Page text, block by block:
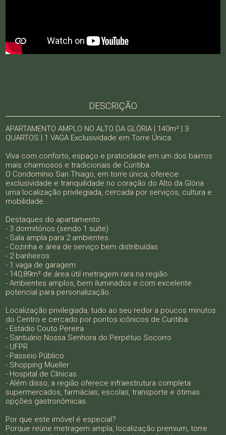
DESCRIÇÃO
APARTAMENTO AMPLO NO ALTO DA GLÓRIA | 140m² | 3
QUARTOS | 1 VAGA Exclusividade em Torre Única
Viva com conforto, espaço e praticidade em um dos bairros
mais charmosos e tradicionais de Curitiba.
O Condomínio San Thiago, em torre única, oferece
exclusividade e tranquilidade no coração do Alto da Glória
uma localização privilegiada, cercada por serviços, cultura e
mobilidade.
Destaques do apartamento
- 3 dormitórios (sendo 1 suíte)
- Sala ampla para 2 ambientes
- Cozinha e área de serviço bem distribuídas
- 2 banheiros
- 1 vaga de garagem
- 140,89m² de área útil metragem rara na região
- Ambientes amplos, bem iluminados e com excelente
potencial para personalização.
Localização privilegiada, tudo ao seu redor a poucos minutos
do Centro e cercado por pontos icônicos de Curitiba:
- Estádio Couto Pereira
- Santuário Nossa Senhora do Perpétuo Socorro
- UFPR
- Passeio Público
- Shopping Mueller
- Hospital de Clínicas
- Além disso, a região oferece infraestrutura completa:
supermercados, farmácias, escolas, transporte e ótimas
opções gastronômicas.
Por que este imóvel é especial?
Porque reúne metragem ampla, localização premium, torre